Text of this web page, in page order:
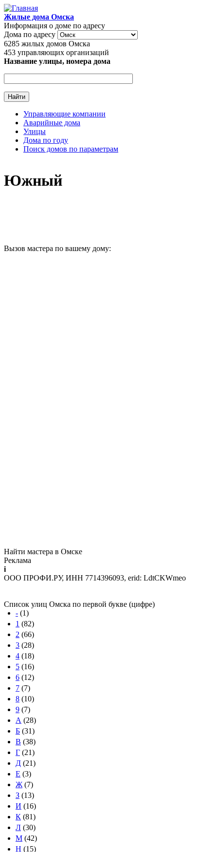
Перейти к основному содержанию
Жилые дома Омска
Информация о доме по адресу
Дома по адресу
6285 жилых домов Омска
453 управляющих организаций
Название улицы, номера дома
Главное меню
Управляющие компании
Аварийные дома
Улицы
Дома по году
Поиск домов по параметрам
Южный
Вызов мастера по вашему дому:
Найти мастера в Омске
Реклама
i
ООО ПРОФИ.РУ, ИНН 7714396093, erid: LdtCKWmeo
Список улиц Омска по первой букве (цифре)
- (1)
1 (82)
2 (66)
3 (28)
4 (18)
5 (16)
6 (12)
7 (7)
8 (10)
9 (7)
А (28)
Б (31)
В (38)
Г (21)
Д (21)
Е (3)
Ж (7)
З (13)
И (16)
К (81)
Л (30)
М (42)
Н (15)